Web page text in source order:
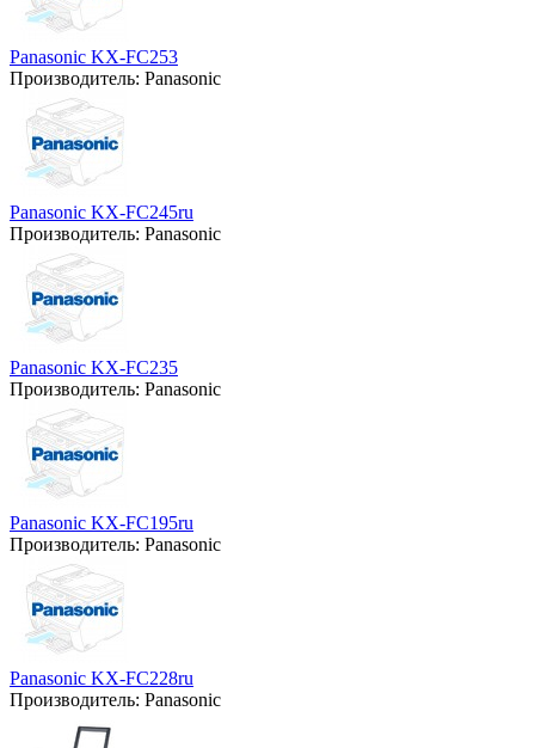
Panasonic KX-FC253
Производитель: Panasonic
Panasonic KX-FC245ru
Производитель: Panasonic
Panasonic KX-FC235
Производитель: Panasonic
Panasonic KX-FC195ru
Производитель: Panasonic
Panasonic KX-FC228ru
Производитель: Panasonic